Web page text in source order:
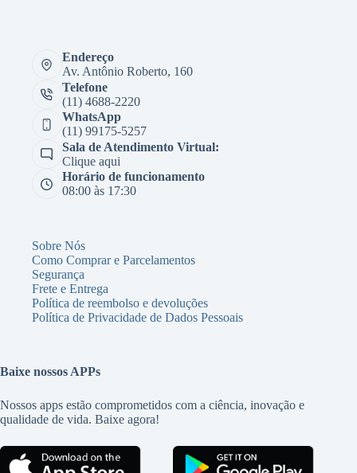
Endereço
Av. Antônio Roberto, 160
Telefone
(11) 4688-2220
WhatsApp
(11) 99175-5257
Sala de Atendimento Virtual:
Clique aqui
Horário de funcionamento
08:00 às 17:30
Sobre Nós
Como Comprar e Parcelamentos
Segurança
Frete e Entrega
Política de reembolso e devoluções
Política de Privacidade de Dados Pessoais
Baixe nossos APPs
Nossos apps estão comprometidos com a ciência, inovação e
qualidade de vida. Baixe agora!